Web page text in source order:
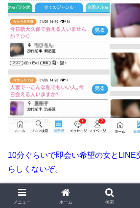
10分ぐらいで即会い希望の女とLINE
らしくないぞ。
メニュー ホーム 検索